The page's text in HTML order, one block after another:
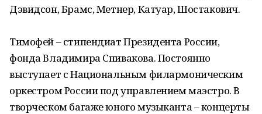
Дэвидсон, Брамс, Метнер, Катуар, Шостакович.
Тимофей – стипендиат Президента России,
фонда Владимира Спивакова. Постоянно
выступает с Национальным филармоническим
оркестром России под управлением маэстро. В
творческом багаже юного музыканта – концерты